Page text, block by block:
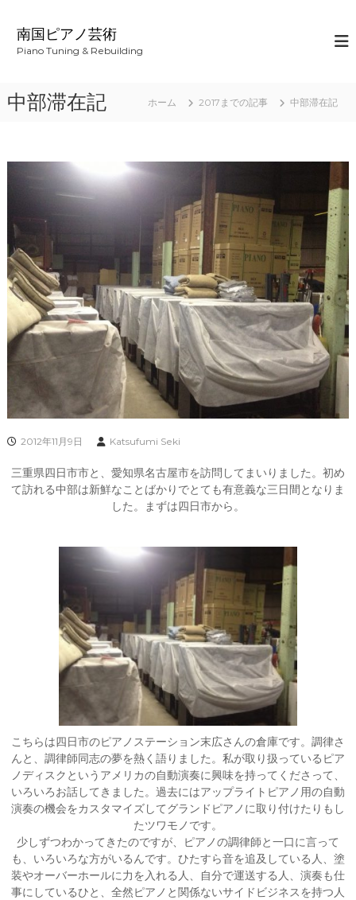
ス
南国ピアノ芸術
Piano Tuning & Rebuilding
中部滞在記 ホーム 2017までの記事 中部滞在記
2012年11月9日 Katsufumi Seki
三重県四日市市と、愛知県名古屋市を訪問してまいりました。初め
て訪れる中部は新鮮なことばかりでとても有意義な三日間となりま
した。まずは四日市から。
こちらは四日市のピアノステーション末広さんの倉庫です。調律さ
んと、調律師同志の夢を熱く語りました。私が取り扱っているピア
ノディスクというアメリカの自動演奏に興味を持ってくださって、
いろいろお話してきました。過去にはアップライトピアノ用の自動
演奏の機会をカスタマイズしてグランドピアノに取り付けたりもし
たツワモノです。
少しずつわかってきたのですが、ピアノの調律師と一口に言って
も、いろいろな方がいるんです。ひたすら音を追及している人、塗
装やオーバーホールに力を入れる人、自分で運送する人、演奏も仕
事にしているひと、全然ピアノと関係ないサイドビジネスを持つ人